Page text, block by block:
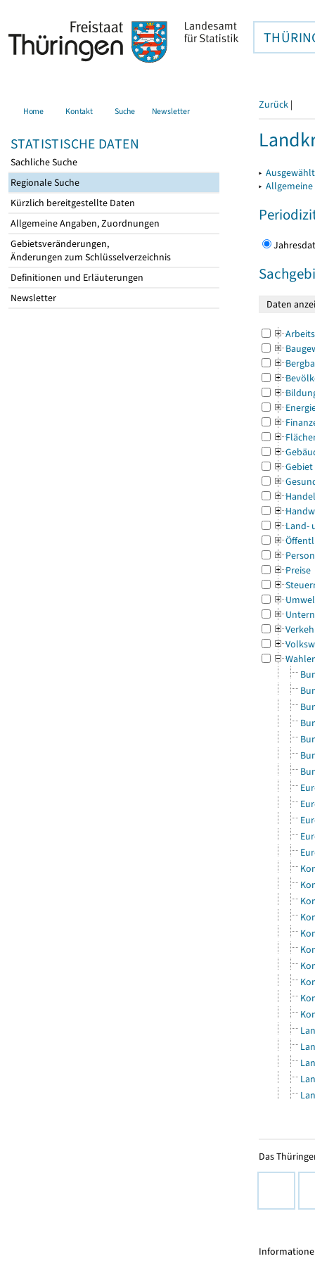
Home Kontakt Suche Newsletter
STATISTISCHE DATEN
Sachliche Suche
Regionale Suche
Kürzlich bereitgestellte Daten
Allgemeine Angaben, Zuordnungen
Gebietsveränderungen,
Änderungen zum Schlüsselverzeichnis
Definitionen und Erläuterungen
Newsletter
Zurück |
▸
▸
Gebiet
Land-
Preise
Das